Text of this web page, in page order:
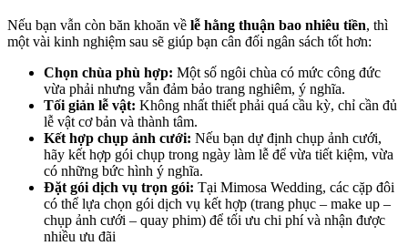
Nếu bạn vẫn còn băn khoăn về lễ hằng thuận bao nhiêu tiền, thì
một vài kinh nghiệm sau sẽ giúp bạn cân đối ngân sách tốt hơn:
Chọn chùa phù hợp: Một số ngôi chùa có mức công đức
vừa phải nhưng vẫn đảm bảo trang nghiêm, ý nghĩa.
Tối giản lễ vật: Không nhất thiết phải quá cầu kỳ, chỉ cần đủ
lễ vật cơ bản và thành tâm.
Kết hợp chụp ảnh cưới: Nếu bạn dự định chụp ảnh cưới,
hãy kết hợp gói chụp trong ngày làm lễ để vừa tiết kiệm, vừa
có những bức hình ý nghĩa.
Đặt gói dịch vụ trọn gói: Tại Mimosa Wedding, các cặp đôi
có thể lựa chọn gói dịch vụ kết hợp (trang phục – make up –
chụp ảnh cưới – quay phim) để tối ưu chi phí và nhận được
nhiều ưu đãi